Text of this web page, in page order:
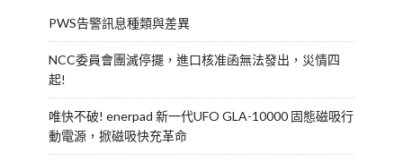
PWS告警訊息種類與差異
NCC委員會團滅停擺，進口核准函無法發出，災情四
起!
唯快不破! enerpad 新一代UFO GLA-10000 固態磁吸行
動電源，掀磁吸快充革命